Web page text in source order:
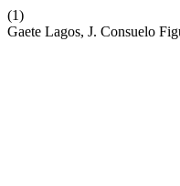
(1)
Gaete Lagos, J. Consuelo